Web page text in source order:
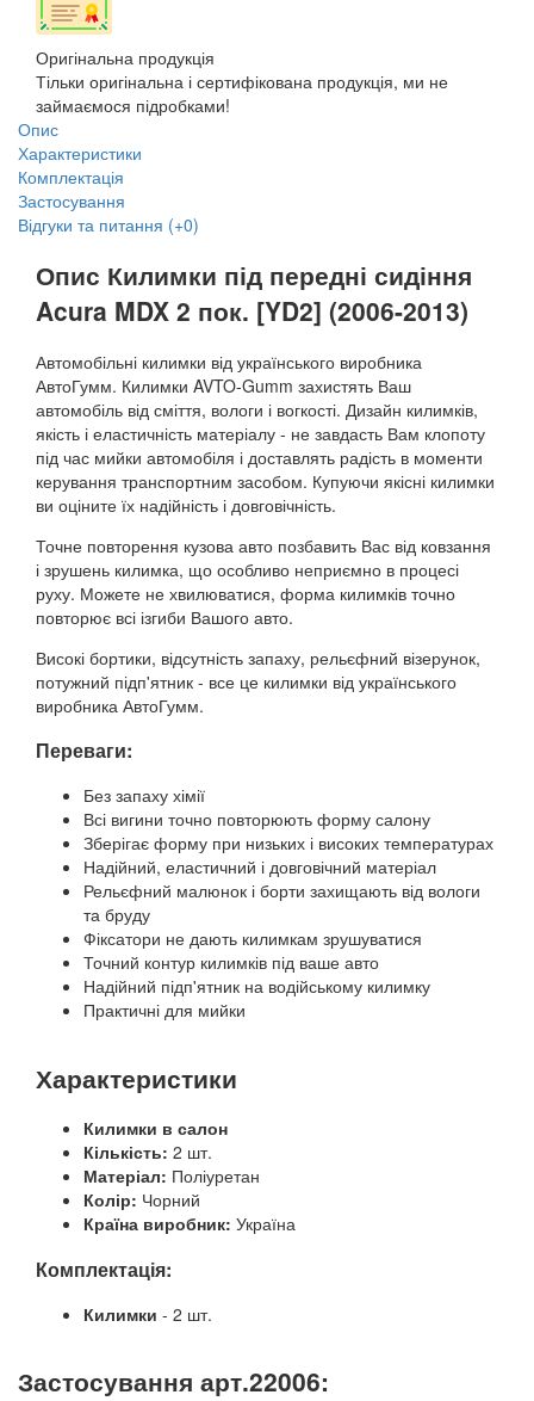
Оригінальна продукція
Тільки оригінальна і сертифікована продукція, ми не
займаємося підробками!
Опис
Характеристики
Комплектація
Застосування
Відгуки та питання (+0)
Опис Килимки під передні сидіння
Acura MDX 2 пок. [YD2] (2006-2013)
Автомобільні килимки від українського виробника
АвтоГумм. Килимки AVTO-Gumm захистять Ваш
автомобіль від сміття, вологи і вогкості. Дизайн килимків,
якість і еластичність матеріалу - не завдасть Вам клопоту
під час мийки автомобіля і доставлять радість в моменти
керування транспортним засобом. Купуючи якісні килимки
ви оціните їх надійність і довговічність.
Точне повторення кузова авто позбавить Вас від ковзання
і зрушень килимка, що особливо неприємно в процесі
руху. Можете не хвилюватися, форма килимків точно
повторює всі ізгиби Вашого авто.
Високі бортики, відсутність запаху, рельєфний візерунок,
потужний підп'ятник - все це килимки від українського
виробника АвтоГумм.
Переваги:
Без запаху хімії
Всі вигини точно повторюють форму салону
Зберігає форму при низьких і високих температурах
Надійний, еластичний і довговічний матеріал
Рельєфний малюнок і борти захищають від вологи
та бруду
Фіксатори не дають килимкам зрушуватися
Точний контур килимків під ваше авто
Надійний підп'ятник на водійському килимку
Практичні для мийки
Характеристики
Килимки в салон
Кількість: 2 шт.
Матеріал: Поліуретан
Колір: Чорний
Країна виробник: Україна
Комплектація:
Килимки - 2 шт.
Застосування арт.22006: